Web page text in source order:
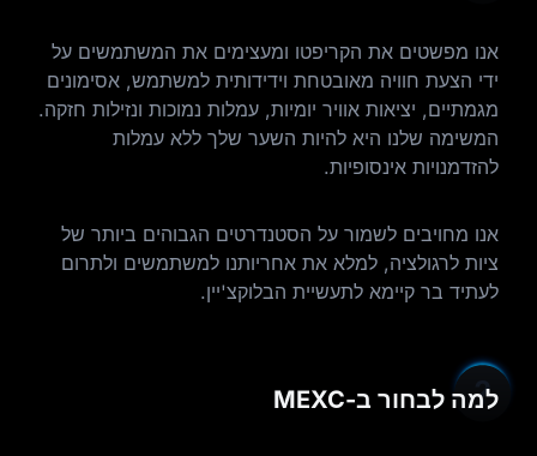
אנו מפשטים את הקריפטו ומעצימים את המשתמשים על
ידי הצעת חוויה מאובטחת וידידותית למשתמש, אסימונים
מגמתיים, יציאות אוויר יומיות, עמלות נמוכות ונזילות חזקה.
המשימה שלנו היא להיות השער שלך ללא עמלות
להזדמנויות אינסופיות.
אנו מחויבים לשמור על הסטנדרטים הגבוהים ביותר של
ציות לרגולציה, למלא את אחריותנו למשתמשים ולתרום
לעתיד בר קיימא לתעשיית הבלוקצ'יין.
למה לבחור ב-MEXC